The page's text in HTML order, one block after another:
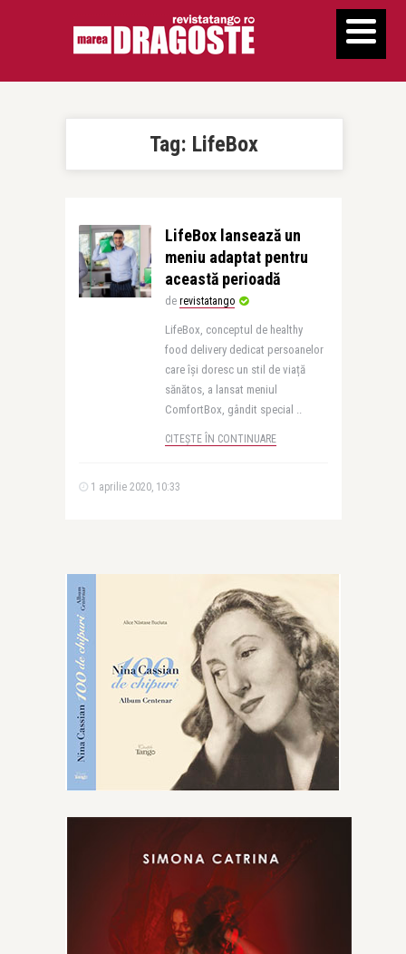
Tag: LifeBox
LifeBox lansează un
meniu adaptat pentru
această perioadă
de revistatango
LifeBox, conceptul de healthy
food delivery dedicat persoanelor
care își doresc un stil de viață
sănătos, a lansat meniul
ComfortBox, gândit special ..
CITEȘTE ÎN CONTINUARE
1 aprilie 2020, 10:33